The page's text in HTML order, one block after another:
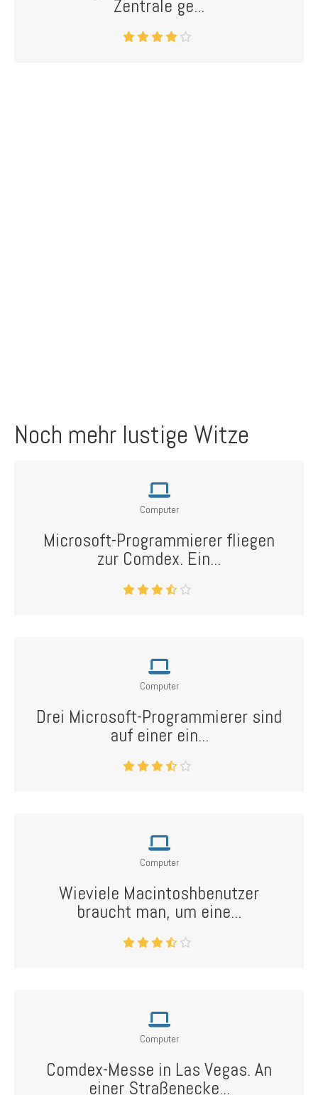
Zentrale ge...
Noch mehr lustige Witze
Computer
Microsoft-Programmierer fliegen
zur Comdex. Ein...
Computer
Drei Microsoft-Programmierer sind
auf einer ein...
Computer
Wieviele Macintoshbenutzer
braucht man, um eine...
Computer
Comdex-Messe in Las Vegas. An
einer Straßenecke...